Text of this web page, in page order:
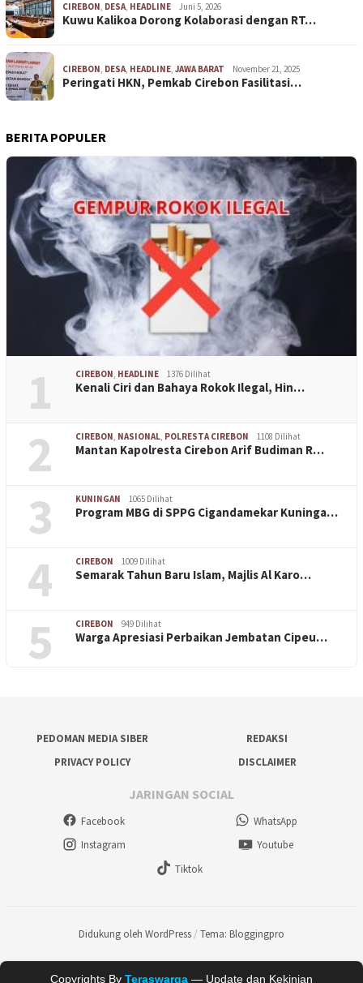
CIREBON, DESA, HEADLINE Juni 5, 2026
Kuwu Kalikoa Dorong Kolaborasi dengan RT…
CIREBON, DESA, HEADLINE, JAWA BARAT November 21, 2025
Peringati HKN, Pemkab Cirebon Fasilitasi…
BERITA POPULER
1 CIREBON, HEADLINE 1376 Dilihat
Kenali Ciri dan Bahaya Rokok Ilegal, Hin…
2 CIREBON, NASIONAL, POLRESTA CIREBON 1108 Dilihat
Mantan Kapolresta Cirebon Arif Budiman R…
3 KUNINGAN 1065 Dilihat
Program MBG di SPPG Cigandamekar Kuninga…
4 CIREBON 1009 Dilihat
Semarak Tahun Baru Islam, Majlis Al Karo…
5 CIREBON 949 Dilihat
Warga Apresiasi Perbaikan Jembatan Cipeu…
PEDOMAN MEDIA SIBER
REDAKSI
PRIVACY POLICY
DISCLAIMER
JARINGAN SOCIAL
Facebook
WhatsApp
Instagram
Youtube
Tiktok
Didukung oleh WordPress / Tema: Bloggingpro
Copyrights By Teraswarga — Update dan Kekinian